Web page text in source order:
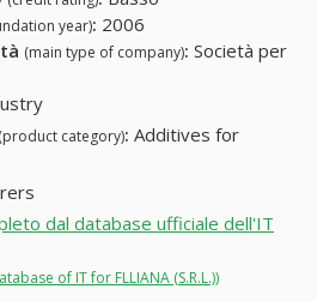
year): 2006
(main type of company): Società per
(product category): Additives for
dal database ufficiale dell'IT
of IT for FLLIANA (S.R.L.))